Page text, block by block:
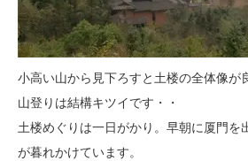
小高い山から見下ろすと土楼の全体像が
山登りは結構キツイです・・
土楼めぐりは一日がかり。早朝に厦門を
が暮れかけています。